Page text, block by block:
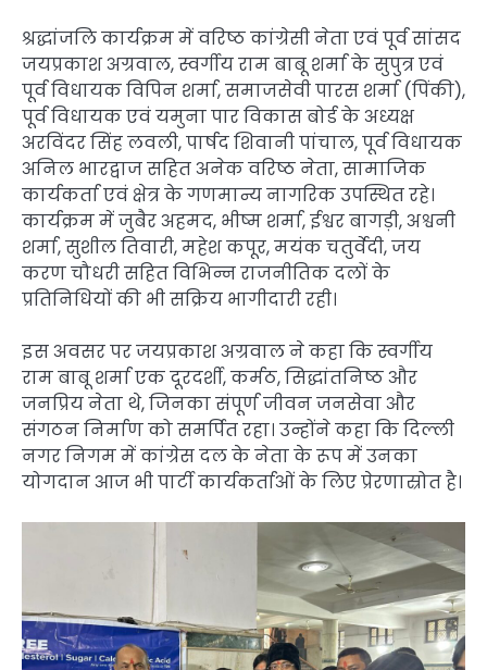
श्रद्धांजलि कार्यक्रम में वरिष्ठ कांग्रेसी नेता एवं पूर्व सांसद
जयप्रकाश अग्रवाल, स्वर्गीय राम बाबू शर्मा के सुपुत्र एवं
पूर्व विधायक विपिन शर्मा, समाजसेवी पारस शर्मा (पिंकी),
पूर्व विधायक एवं यमुना पार विकास बोर्ड के अध्यक्ष
अरविंदर सिंह लवली, पार्षद शिवानी पांचाल, पूर्व विधायक
अनिल भारद्वाज सहित अनेक वरिष्ठ नेता, सामाजिक
कार्यकर्ता एवं क्षेत्र के गणमान्य नागरिक उपस्थित रहे।
कार्यक्रम में जुबैर अहमद, भीष्म शर्मा, ईश्वर बागड़ी, अश्वनी
शर्मा, सुशील तिवारी, महेश कपूर, मयंक चतुर्वेदी, जय
करण चौधरी सहित विभिन्न राजनीतिक दलों के
प्रतिनिधियों की भी सक्रिय भागीदारी रही।
इस अवसर पर जयप्रकाश अग्रवाल ने कहा कि स्वर्गीय
राम बाबू शर्मा एक दूरदर्शी, कर्मठ, सिद्धांतनिष्ठ और
जनप्रिय नेता थे, जिनका संपूर्ण जीवन जनसेवा और
संगठन निर्माण को समर्पित रहा। उन्होंने कहा कि दिल्ली
नगर निगम में कांग्रेस दल के नेता के रूप में उनका
योगदान आज भी पार्टी कार्यकर्ताओं के लिए प्रेरणास्रोत है।